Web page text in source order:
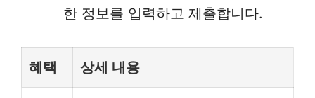
한 정보를 입력하고 제출합니다.
혜택 상세 내용